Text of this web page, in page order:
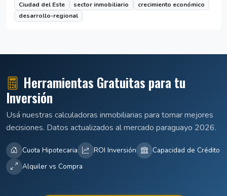
Ciudad del Este
sector inmobiliario
crecimiento económico
desarrollo-regional
Herramientas Gratuitas para tu
Inversión
Usá nuestras calculadoras inmobiliarias para tomar mejores
decisiones. Datos actualizados al mercado paraguayo 2026.
Cuota Hipotecaria ROI Inversión
Capacidad de Crédito
Alquiler vs Compra